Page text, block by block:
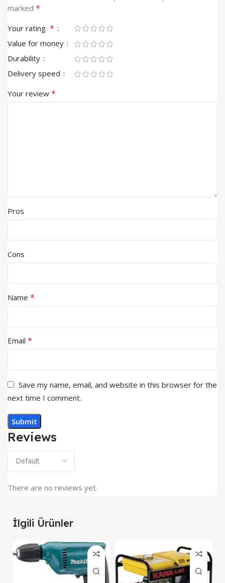
Reviews
There are no reviews yet.
marked *
Your rating *
Value for money
Durability
Delivery speed
Your review *
Pros
Cons
Name *
Email *
Save my name, email, and website in this browser for the
next time I comment.
İlgili Ürünler